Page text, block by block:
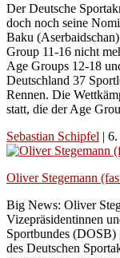
Der Deutsche
doch noch seine
Baku
Group 11-16 nicht
Age Groups 12-18
Deutschland 37
Rennen. Die
statt, die der Age
Sebastian Schipfel | 6.
Oliver Stegemann
Big News: Oliver
Vizepräsidentinnen
Sportbundes (DOSB)
des Deutschen